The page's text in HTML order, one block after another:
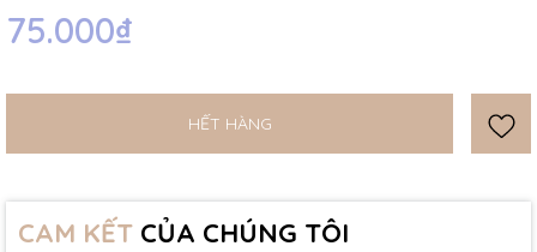
75.000₫
HẾT HÀNG
CAM KẾT CỦA CHÚNG TÔI